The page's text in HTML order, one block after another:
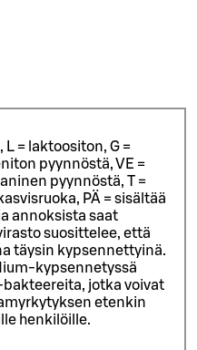
= laktoositon, G =
pyynnöstä, VE =
pyynnöstä, T =
PÄ = sisältää
annoksista saat
suosittelee, että
täysin kypsennettyinä.
kypsennetyssä
bakteereita, jotka voivat
etenkin
henkilöille.